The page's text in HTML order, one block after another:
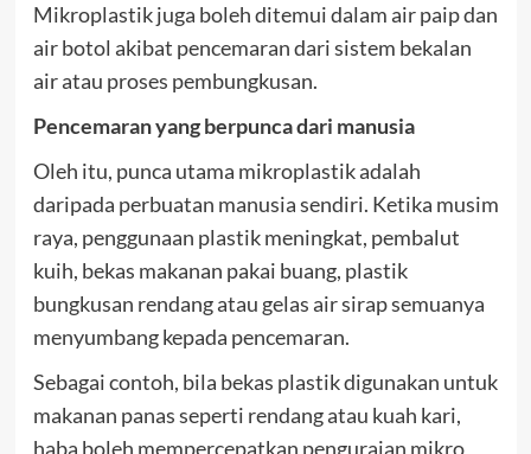
Mikroplastik juga boleh ditemui dalam air paip dan
air botol akibat pencemaran dari sistem bekalan
air atau proses pembungkusan.
Pencemaran yang berpunca dari manusia
Oleh itu, punca utama mikroplastik adalah
daripada perbuatan manusia sendiri. Ketika musim
raya, penggunaan plastik meningkat, pembalut
kuih, bekas makanan pakai buang, plastik
bungkusan rendang atau gelas air sirap semuanya
menyumbang kepada pencemaran.
Sebagai contoh, bila bekas plastik digunakan untuk
makanan panas seperti rendang atau kuah kari,
haba boleh mempercepatkan penguraian mikro